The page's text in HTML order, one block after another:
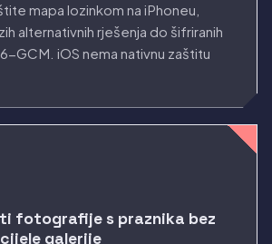
mapa lozinkom na iPhoneu,
alternativnih rješenja do šifriranih
GCM. iOS nema nativnu zaštitu
fotografije s praznika bez
galerije